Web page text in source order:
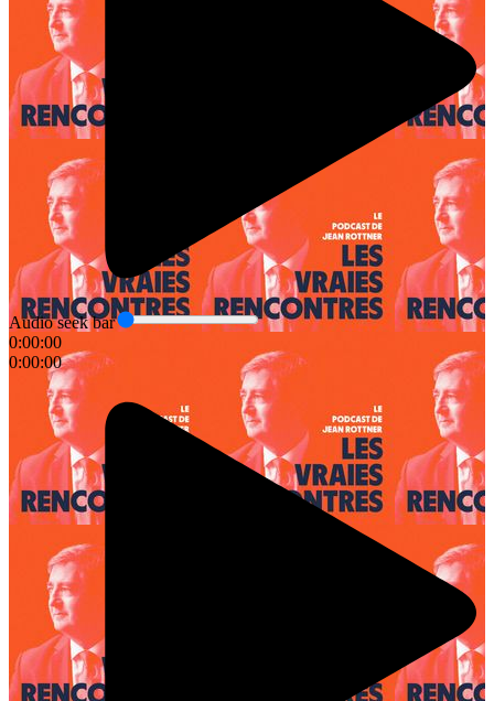
Audio seek bar
0:00:00
0:00:00